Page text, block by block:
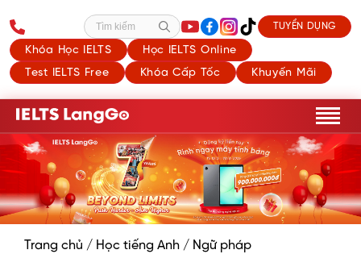
Khóa Học IELTS
Học IELTS Online
Test IELTS Free
Khóa Cấp Tốc Khuyến Mãi
Tìm kiếm TUYỂN DỤNG
Trang chủ / Học tiếng Anh / Ngữ pháp